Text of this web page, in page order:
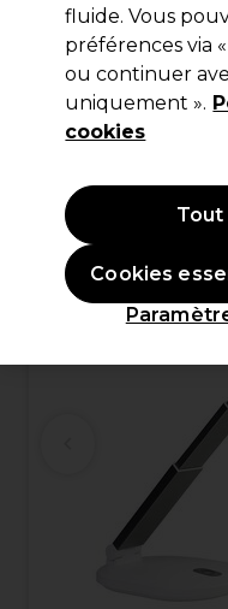
Daylight
Rechargeable
(0)
67,06 €95,80 €
fluide. Vous
préférences via
ou continuer
uniquement ».
cookies
Cookies